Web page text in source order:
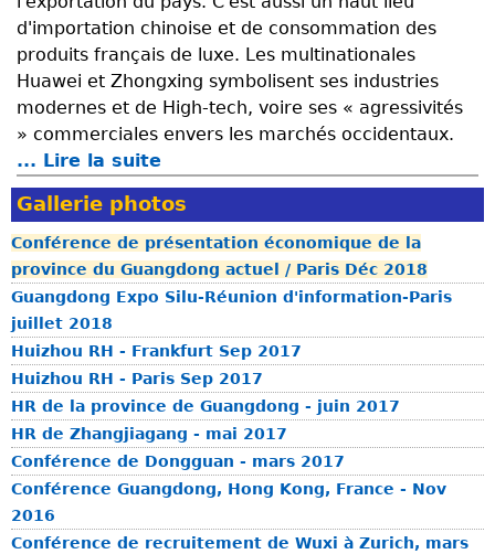
c
i
p
a
l
i
t
é
d
e
H
e
u
a
n
d
u
G
a
u
p
e
i
n
t
r
e
c
h
i
n
i
s
L
I
A
N
P
d'importation chinoise et de consommation des
produits français de luxe. Les multinationales
Huawei et Zhongxing symbolisent ses industries
modernes et de High-tech, voire ses « agressivités
» commerciales envers les marchés occidentaux.
... Lire la suite
e
P
r
é
s
n
t
a
t
i
o
é
Gallerie photos
Conférence de présentation économique de la
province du Guangdong actuel / Paris Déc 2018
Guangdong Expo Silu-Réunion d'information-Paris
juillet 2018
Huizhou RH - Frankfurt Sep 2017
Huizhou RH - Paris Sep 2017
HR de la province de Guangdong - juin 2017
HR de Zhangjiagang - mai 2017
Conférence de Dongguan - mars 2017
Conférence Guangdong, Hong Kong, France - Nov
2016
Conférence de recruitement de Wuxi à Zurich, mars